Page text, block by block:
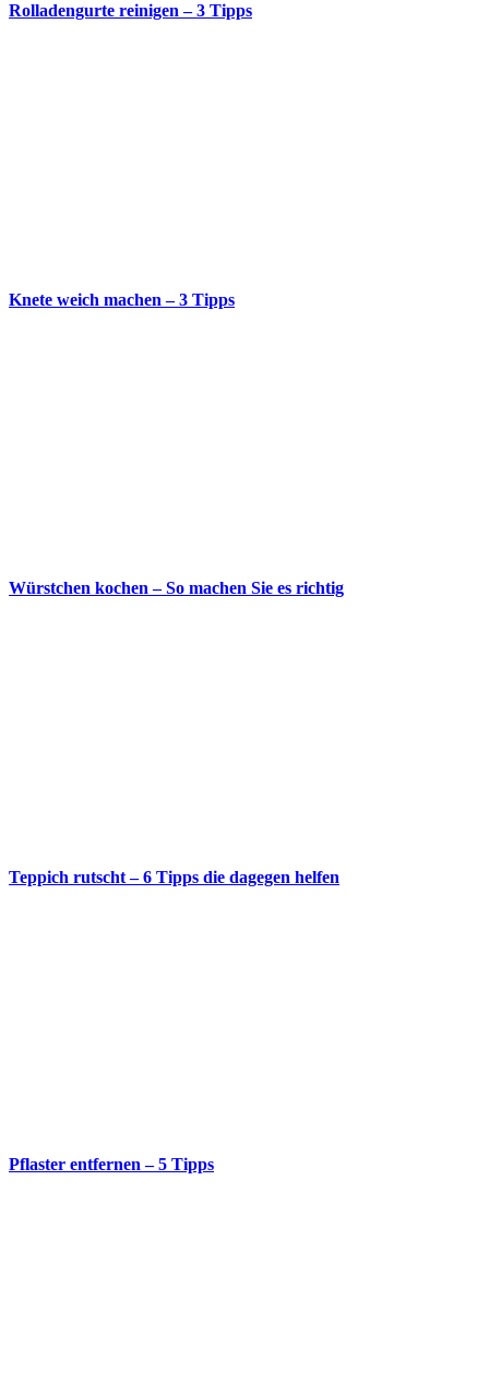
Rolladengurte reinigen – 3 Tipps
Knete weich machen – 3 Tipps
Würstchen kochen – So machen Sie es richtig
Teppich rutscht – 6 Tipps die dagegen helfen
Pflaster entfernen – 5 Tipps